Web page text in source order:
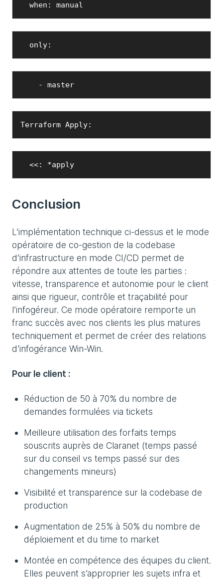
  when: manual
  only:
- master
Terraform Apply:
  <<: *apply
Conclusion
L’implémentation technique ci-dessus et le mode
opératoire de co-gestion de la codebase
d’infrastructure en mode CI/CD permet de
répondre aux attentes de toute les parties :
vitesse, transparence et autonomie pour le client
ainsi que rigueur, contrôle et traçabilité pour
l’infogéreur. Ce mode opératoire remporte un
franc succès avec nos clients les plus matures
techniquement et permet de créer des relations
d’infogérance Win-Win.
Pour le client :
Réduction de 50 à 70% du nombre de
demandes formulées via tickets
Meilleure utilisation des forfaits temps
souscrits auprès de Claranet (temps passé
sur du conseil vs temps passé sur des
changements mineurs)
Visibilité et transparence sur la codebase de
production
Augmentation de 25% à 50% du nombre de
déploiement et du time to market
Montée en compétence des équipes du client.
Elles peuvent s’approprier les sujets infra et